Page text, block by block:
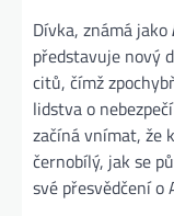
Dívka, známá jako
představuje nový
citů, čímž
lidstva o
začíná vnímat, že
černobílý, jak se
své přesvědčení o